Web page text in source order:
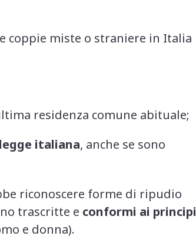
coppie miste o straniere in Italia
residenza comune abituale;
legge italiana, anche se sono
riconoscere forme di ripudio
trascritte e conformi ai principi
e donna).